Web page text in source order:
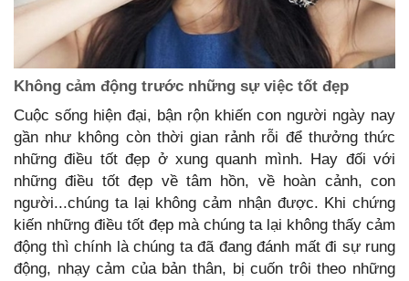
Không cảm động trước những sự việc tốt đẹp
Cuộc sống hiện đại, bận rộn khiến con người ngày nay
gần như không còn thời gian rảnh rỗi để thưởng thức
những điều tốt đẹp ở xung quanh mình. Hay đối với
những điều tốt đẹp về tâm hồn, về hoàn cảnh, con
người...chúng ta lại không cảm nhận được. Khi chứng
kiến những điều tốt đẹp mà chúng ta lại không thấy cảm
động thì chính là chúng ta đã đang đánh mất đi sự rung
động, nhạy cảm của bản thân, bị cuốn trôi theo những